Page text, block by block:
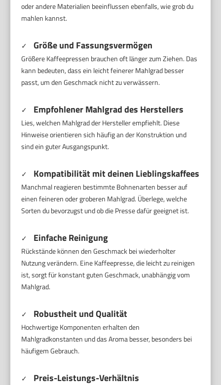
oder andere Materialien beeinflussen ebenfalls, wie grob du
mahlen kannst.
✓ Größe und Fassungsvermögen
Größere Kaffeepressen brauchen oft länger zum Ziehen. Das
kann bedeuten, dass ein leicht feinerer Mahlgrad besser
passt, um den Geschmack nicht zu verwässern.
✓ Empfohlener Mahlgrad des Herstellers
Lies, welchen Mahlgrad der Hersteller empfiehlt. Diese
Hinweise orientieren sich häufig an der Konstruktion und
sind ein guter Ausgangspunkt.
✓ Kompatibilität mit deinen Lieblingskaffees
Manchmal reagieren bestimmte Bohnenarten besser auf
einen feineren oder groberen Mahlgrad. Überlege, welche
Sorten du bevorzugst und ob die Presse dafür geeignet ist.
✓ Einfache Reinigung
Rückstände können den Geschmack bei wiederholter
Nutzung verändern. Eine Kaffeepresse, die leicht zu reinigen
ist, sorgt für konstant guten Geschmack, unabhängig vom
Mahlgrad.
✓ Robustheit und Qualität
Hochwertige Komponenten erhalten den
Mahlgradkonstanten und das Aroma besser, besonders bei
häufigem Gebrauch.
✓ Preis-Leistungs-Verhältnis